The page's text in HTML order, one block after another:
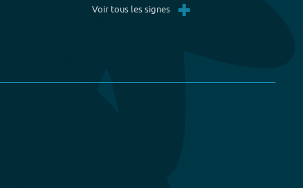
fullscreen
Voir tous les signes +